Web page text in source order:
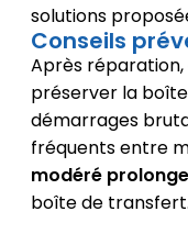
solutions
Conseils
Après
préserver la
démarrages
fréquents entre
modéré
boîte de transfert.